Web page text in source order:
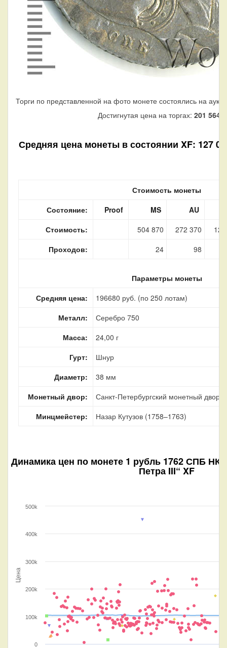
Торги по представленной на фото монете состоялись на
Достигнутая цена на торгах: 201 564
Средняя цена монеты в состоянии XF: 127
Стоимость монеты
Состояние:
Proof MS
AU
Стоимость:
504 870 272 370
Проходов:
24 98
Параметры монеты
Средняя цена:
196680 руб. (по 250 лотам)
Металл:
Серебро 750
Масса:
24,00 г
Гурт:
Шнур
Диаметр:
38 мм
Монетный двор:
Санкт-Петербургский монетный двор,
Минцмейстер:
Назар Кутузов (1758–1763)
Динамика цен по монете 1 рубль 1762 СПБ НК
Петра III“ XF
Цена
0
100k
200k
300k
400k
500k